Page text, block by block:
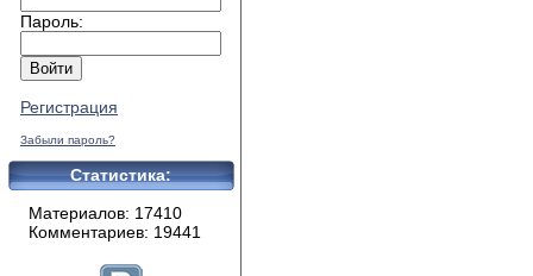
Пароль:
Регистрация
Забыли пароль?
Статистика:
Материалов: 17410
Комментариев: 19441